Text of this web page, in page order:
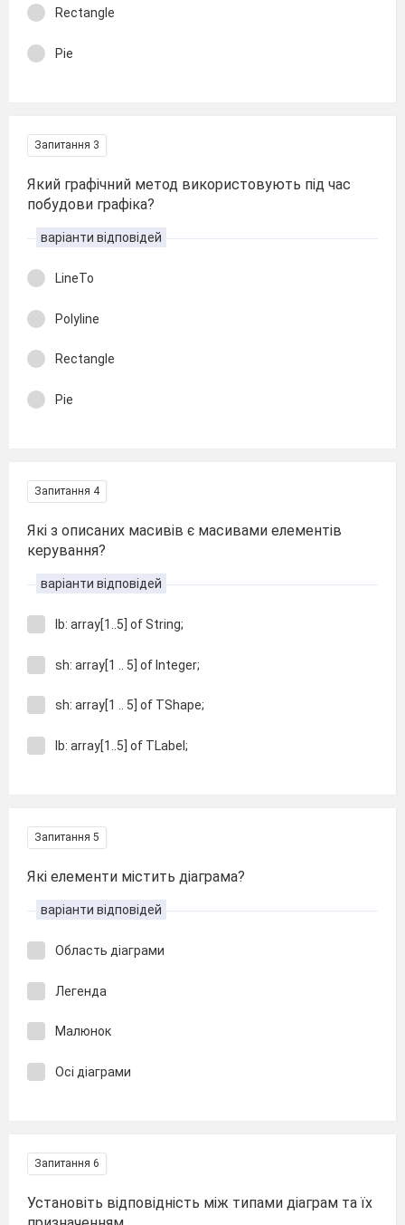
Rectangle
Pie
Запитання 3
Який графічний метод використовують під час
побудови графіка?
варіанти відповідей
LineTo
Polyline
Rectangle
Pie
Запитання 4
Які з описаних масивів є масивами елементів
керування?
варіанти відповідей
lb: array[1..5] of String;
sh: array[1 .. 5] of Integer;
sh: array[1 .. 5] of TShape;
lb: array[1..5] of TLabel;
Запитання 5
Які елементи містить діаграма?
варіанти відповідей
Область діаграми
Легенда
Малюнок
Осі діаграми
Запитання 6
Установіть відповідність між типами діаграм та їх